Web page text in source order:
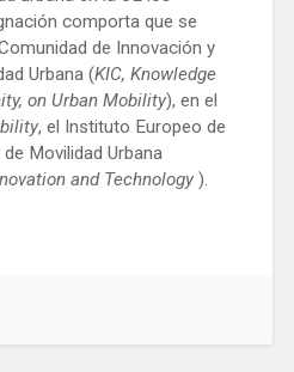
comporta que se
de Innovación y
Urbana (KIC, Knowledge
on Urban Mobility), en el
, el Instituto Europeo de
Movilidad Urbana
and Technology).